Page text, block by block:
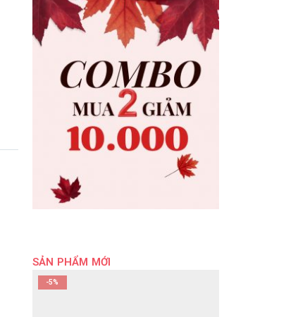
SẢN PHẨM MỚI
-5%